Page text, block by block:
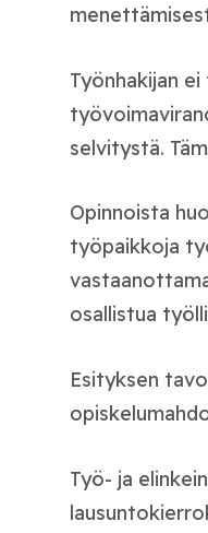
Työnhakijan
selvitystä.
Opinnoista
työpaikkoja
osallistua
Esityksen
Työ- ja